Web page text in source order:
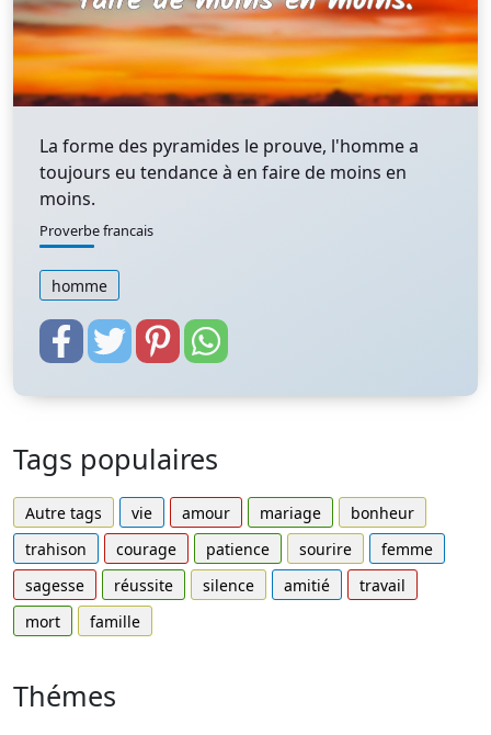
La forme des pyramides le prouve, l'homme a
toujours eu tendance à en faire de moins en
moins.
Proverbe francais
homme
Tags populaires
Autre tags vie amour mariage
bonheur
trahison
courage patience sourire
femme
sagesse
réussite silence amitié
travail
mort
famille
Thémes